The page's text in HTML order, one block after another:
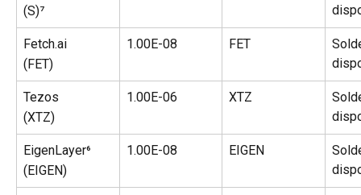
(S)⁷
Fetch.ai
(FET)
1.00E-08 FET
Tezos
(XTZ)
1.00E-06 XTZ
EigenLayer⁶
(EIGEN)
1.00E-08 EIGEN